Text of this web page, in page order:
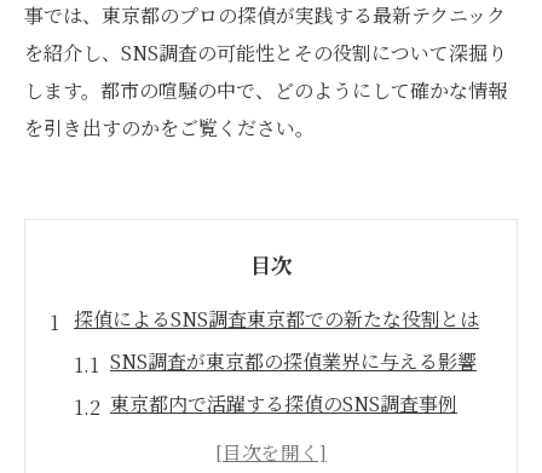
事では、東京都のプロの探偵が実践する最新テクニック
を紹介し、SNS調査の可能性とその役割について深掘り
します。都市の喧騒の中で、どのようにして確かな情報
を引き出すのかをご覧ください。
目次
探偵によるSNS調査東京都での新たな役割とは
SNS調査が東京都の探偵業界に与える影響
東京都内で活躍する探偵のSNS調査事例
SNSデータが持つ可能性とその活用法